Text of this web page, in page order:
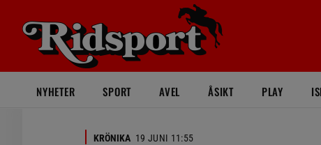
NYHETER SPORT AVEL ÅSIKT PLAY
KRÖNIKA 19 JUNI 11:55